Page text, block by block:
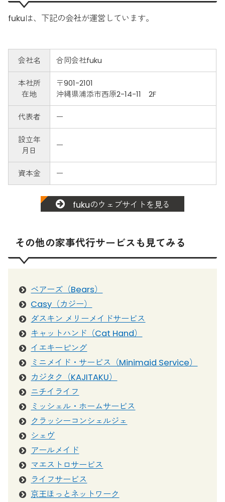
fukuは、下記の会社が運営しています。
会社名 合同会社fuku
本社所
在地
〒901-2101
沖縄県浦添市西原2-14-11 2F
代表者 ー
設立年
月日
ー
資本金 ー
fukuのウェブサイトを見る
その他の家事代行サービスも見てみる
ベアーズ（Bears）
Casy（カジー）
ダスキン メリーメイドサービス
キャットハンド（Cat Hand）
イエキーピング
ミニメイド・サービス（Minimaid Service）
カジタク（KAJITAKU）
ニチイライフ
ミッシェル・ホームサービス
クラッシーコンシェルジェ
シェヴ
アールメイド
マエストロサービス
ライフサービス
京王ほっとネットワーク